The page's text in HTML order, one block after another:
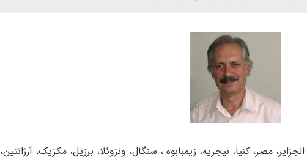
مصر، کنیا، نیجریه، زیمبابوه ، سنگال، ونزوئلا، برزیل، مکزیک، آرژانتین،